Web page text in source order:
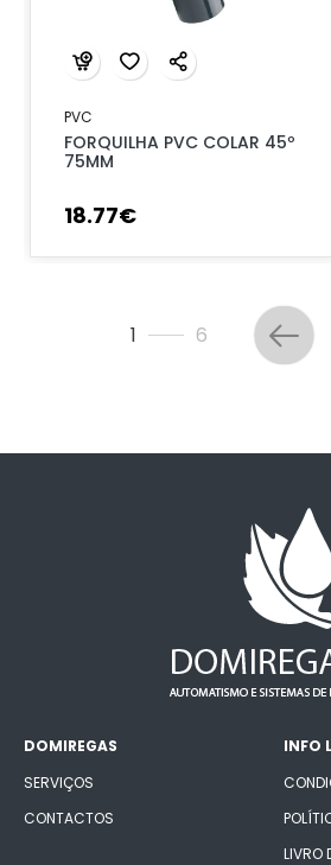
PVC
FORQUILHA PVC COLAR 45º
75MM
18.77€
1 6
DOMIREGAS
SERVIÇOS
CONTACTOS
INFO
LIVRO